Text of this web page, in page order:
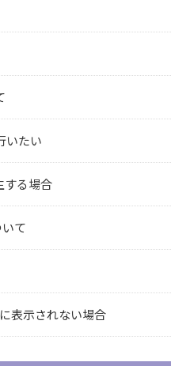
いたい
する場合
て
表示されない場合